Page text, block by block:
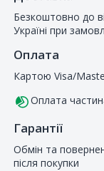
Безкоштовно до
Україні при
Оплата
Картою Visa/
Оплата
Гарантії
Обмін та
після покупки